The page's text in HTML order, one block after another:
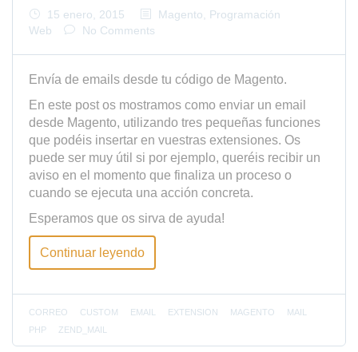
15 enero, 2015 Magento
Programación
Web
No Comments
Envía de emails desde tu código de Magento.
En este post os mostramos como enviar un email
desde Magento, utilizando tres pequeñas funciones
que podéis insertar en vuestras extensiones. Os
puede ser muy útil si por ejemplo, queréis recibir un
aviso en el momento que finaliza un proceso o
cuando se ejecuta una acción concreta.
Esperamos que os sirva de ayuda!
Continuar leyendo
CORREO CUSTOM EMAIL EXTENSION MAGENTO
MAIL
PHP
ZEND_MAIL